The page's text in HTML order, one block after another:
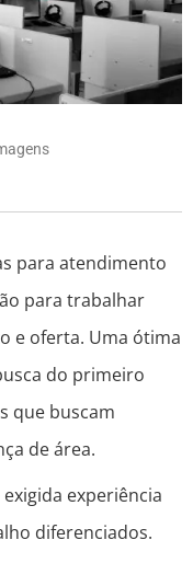
para atendimento
para trabalhar
e oferta. Uma ótima
do primeiro
que buscam
de área.
experiência
diferenciados.